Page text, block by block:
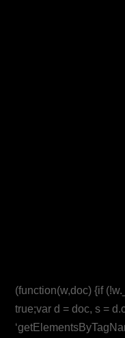
(function(w,doc) {if
true;var d = doc, s =